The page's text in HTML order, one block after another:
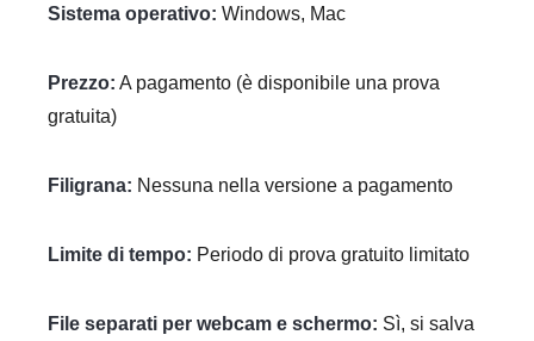
Sistema operativo: Windows, Mac
Prezzo: A pagamento (è disponibile una prova
gratuita)
Filigrana: Nessuna nella versione a pagamento
Limite di tempo: Periodo di prova gratuito limitato
File separati per webcam e schermo: Sì, si salva